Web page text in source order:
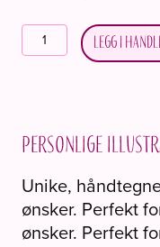
Tegning
"Det
er
bedre.."
antall
Legg i
Personlige
Unike,
ønsker. Perfekt
ønsker. Perfekt